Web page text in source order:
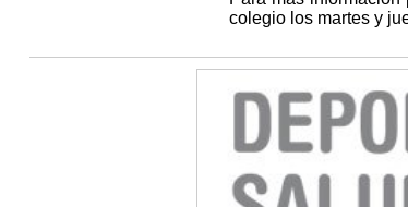
colegio los martes y